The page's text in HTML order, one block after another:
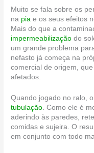
Muito se fala sobre os
na pia e os seus efeitos
Mais do que a
impermeabilização do
um grande problema
nefasto já começa na
comercial de origem,
afetados.
Quando jogado no ralo,
tubulação. Como ele é
aderindo às paredes,
comidas e sujeira. O
em conjunto com todo